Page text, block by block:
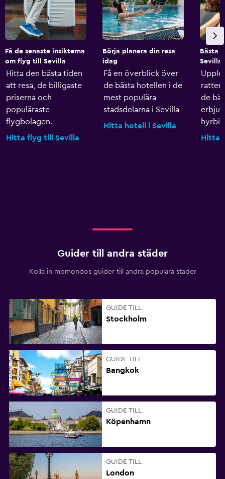
Få de senaste insikterna
om flyg till Sevilla
Hitta den bästa tiden
att resa, de billigaste
priserna och
populäraste
flygbolagen.
Hitta flyg till Sevilla
Börja planera din resa
idag
Få en överblick över
de bästa hotellen i de
mest populära
stadsdelarna i Sevilla
Hitta hotell i Sevilla
Bästa
Sevilla
de
Hitta
Guider till andra städer
Kolla in momondos guider till andra populära städer
GUIDE TILL
Stockholm
GUIDE TILL
Bangkok
GUIDE TILL
Köpenhamn
GUIDE TILL
London